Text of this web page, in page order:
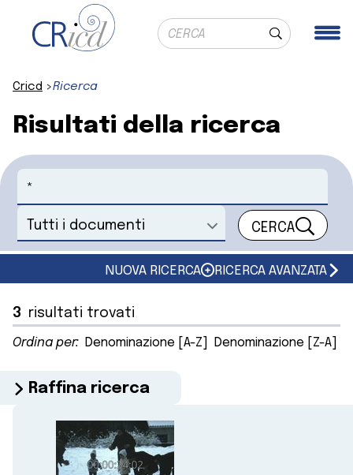
Ricerca globale
Cerca
Cricd Ricerca
Risultati della ricerca
Cerca
Seleziona un documento CERCA
NUOVA RICERCA RICERCA AVANZATA
3 risultati trovati
Ordina per: Denominazione [A-Z] Denominazione [Z-A]
Raffina ricerca